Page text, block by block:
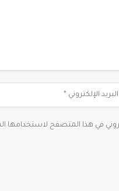
في هذا المتصفح لاستخدامها